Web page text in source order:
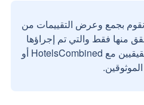
نقوم بجمع وعرض التقييمات من
منها فقط والتي تم إجراؤها
بواسطة مستخدمين حقيقيين مع HotelsCombined أو